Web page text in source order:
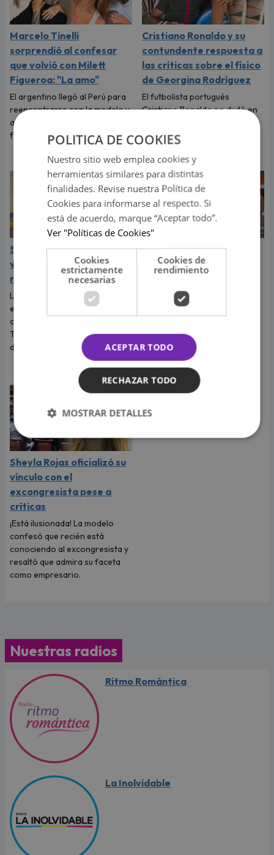
Marcelo Tinelli
sorprendió al confesar
que volvió con Milett
Figueroa: "La amo"
El argentino llegó al Perú para
reencontrarse con la modelo y
aseguró que su amor está más
fuerte que nunca.
Cristiano Ronaldo y su
contundente respuesta a
las críticas sobre el físico
de Georgina Rodríguez
El futbolista portugués
Cristiano Ronaldo no dudó en
Rodríguez y recordarle lo
valiosa que es.
Sheyla Rojas revela el
verdadero motivo de su
ruptura con ‘Sir Winston’
La exchica reality Sheyla Rojas
explicó la razón de su ruptura
con el empresario mexicano.
Te contamos todos los
detalles.
Flavia Laos protagonizó
pelea que terminó en
'Volverías con tu ex 2?'
Bárbara Muriel encaró a la
de Luis Mateucci y el
enfrentamiento terminó con
en agresión.
Sheyla Rojas oficializó su
vínculo con el
excongresista pese a
críticas
¡Está ilusionada! La modelo
confesó que recién está
conociendo al excongresista y
resaltó que admira su faceta
como empresario.
Nuestras radios
Ritmo Romántica
La Inolvidable
POLITICA DE COOKIES
Nuestro sitio web emplea cookies y
herramientas similares para distintas
finalidades. Revise nuestra Política de
Cookies para informarse al respecto. Si
está de acuerdo, marque “Aceptar todo”.
Ver "Políticas de Cookies"
Cookies
estrictamente
necesarias
Cookies de
rendimiento
ACEPTAR TODO
RECHAZAR TODO
MOSTRAR DETALLES